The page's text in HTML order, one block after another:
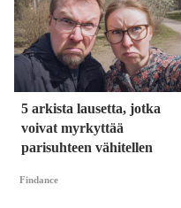
5 arkista lausetta, jotka
voivat myrkyttää
parisuhteen vähitellen
Findance